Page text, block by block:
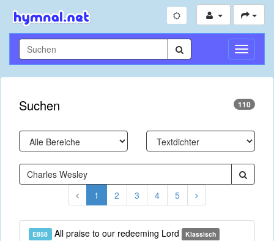
Suchen 110
1 2 3 4 5
E858 All praise to our redeeming Lord Klassisch